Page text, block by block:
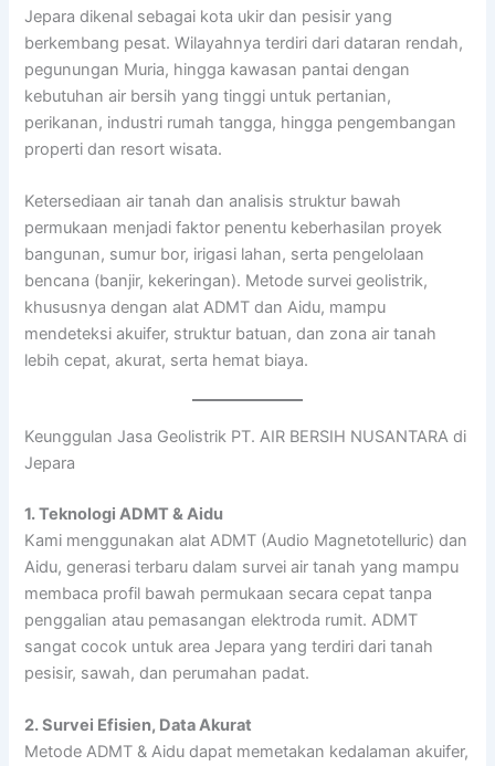
Jepara dikenal sebagai kota ukir dan pesisir yang
berkembang pesat. Wilayahnya terdiri dari dataran rendah,
pegunungan Muria, hingga kawasan pantai dengan
kebutuhan air bersih yang tinggi untuk pertanian,
perikanan, industri rumah tangga, hingga pengembangan
properti dan resort wisata.
Ketersediaan air tanah dan analisis struktur bawah
permukaan menjadi faktor penentu keberhasilan proyek
bangunan, sumur bor, irigasi lahan, serta pengelolaan
bencana (banjir, kekeringan). Metode survei geolistrik,
khususnya dengan alat ADMT dan Aidu, mampu
mendeteksi akuifer, struktur batuan, dan zona air tanah
lebih cepat, akurat, serta hemat biaya.
Keunggulan Jasa Geolistrik PT. AIR BERSIH NUSANTARA di
Jepara
1. Teknologi ADMT & Aidu
Kami menggunakan alat ADMT (Audio Magnetotelluric) dan
Aidu, generasi terbaru dalam survei air tanah yang mampu
membaca profil bawah permukaan secara cepat tanpa
penggalian atau pemasangan elektroda rumit. ADMT
sangat cocok untuk area Jepara yang terdiri dari tanah
pesisir, sawah, dan perumahan padat.
2. Survei Efisien, Data Akurat
Metode ADMT & Aidu dapat memetakan kedalaman akuifer,